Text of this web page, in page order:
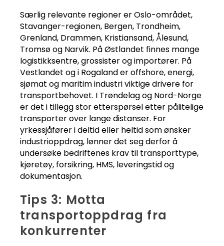
Særlig relevante regioner er Oslo-området,
Stavanger-regionen, Bergen, Trondheim,
Grenland, Drammen, Kristiansand, Ålesund,
Tromsø og Narvik. På Østlandet finnes mange
logistikksentre, grossister og importører. På
Vestlandet og i Rogaland er offshore, energi,
sjømat og maritim industri viktige drivere for
transportbehovet. I Trøndelag og Nord-Norge
er det i tillegg stor etterspørsel etter pålitelige
transporter over lange distanser. For
yrkessjåfører i deltid eller heltid som ønsker
industrioppdrag, lønner det seg derfor å
undersøke bedriftenes krav til transporttype,
kjøretøy, forsikring, HMS, leveringstid og
dokumentasjon.
Tips 3: Motta
transportoppdrag fra
konkurrenter